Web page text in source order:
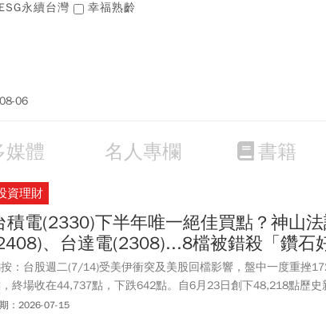
ESG永續台灣 幸福熟齡
06
媒體 名人專欄 書籍
資理財
積電(2330)下半年唯一絕佳買點？神山
、台達電(2308)...8檔被錯殺「鑽石
：台股週二(7/14)受美伊衝突及美股回檔影響，盤中一度重挫
終場收在44,737點，下跌642點。自6月23日創下48,218點歷史
不少投資人開始擔心「AI 基本面明明這麼好，為什麼這波跌得
：2026-07-15